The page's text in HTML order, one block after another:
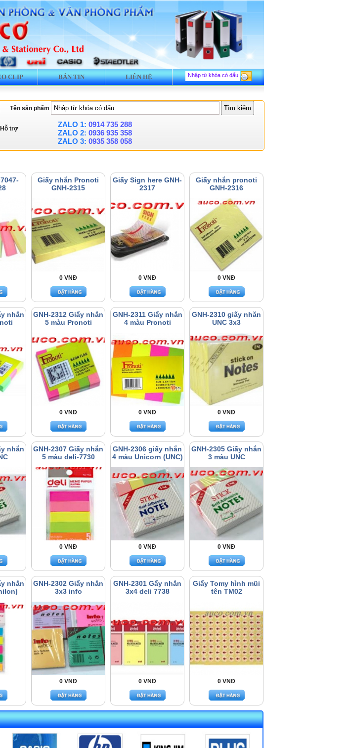
CLIP BẢN TIN LIÊN HỆ
Tên sản phẩm
Hỗ trợ ZALO 1: 0914 735 288
ZALO 2: 0936 935 358
ZALO 3: 0935 358 058
Giấy nhắn Pronoti
GNH-2315
0 VNĐ
Giấy Sign here GNH-
2317
0 VNĐ
Giấy nhắn pronoti
GNH-2316
0 VNĐ
nhắn
GNH-2312 Giấy nhắn
5 màu Pronoti
0 VNĐ
GNH-2311 Giấy nhắn
4 màu Pronoti
0 VNĐ
GNH-2310 giấy nhăn
UNC 3x3
0 VNĐ
nhắn
GNH-2307 Giấy nhắn
5 màu deli-7730
0 VNĐ
GNH-2306 giấy nhắn
4 màu Unicorn (UNC)
0 VNĐ
GNH-2305 Giấy nhắn
3 màu UNC
0 VNĐ
nhắn
GNH-2302 Giấy nhắn
3x3 info
0 VNĐ
GNH-2301 Gấy nhắn
3x4 deli 7738
0 VNĐ
Giấy Tomy hình mũi
tên TM02
0 VNĐ